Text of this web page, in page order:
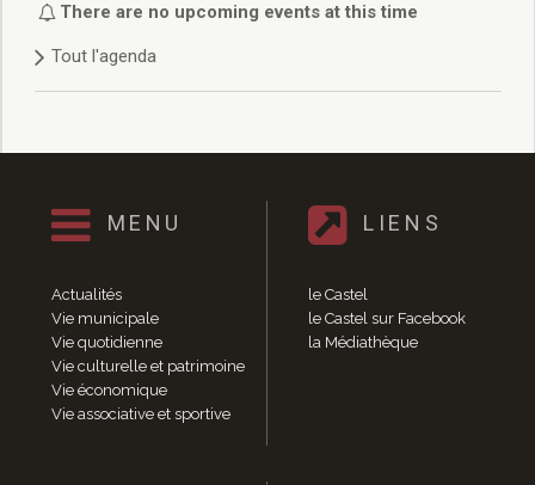
Délibérations 2019
Délibérations 2018
Délibérations 2012
Délibérations 2009
Délibérations 2008
Agenda réunions publiques
Marchés publics
Toutes les actualités
There are no upcoming events at this time
Tout l'agenda
MENU
Actualités
Vie municipale
Vie quotidienne
Vie culturelle et patrimoine
Vie économique
Vie associative et sportive
LIENS
le Castel
le Castel sur Facebook
la Médiathèque